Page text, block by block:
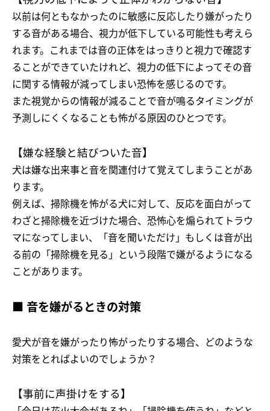
以前は何ともなかったのに敏感に反応したり嫌がったり
する音がある場合、視力が低下している可能性も考えら
れます。これまでは音の正体をはっきりと視力で確認す
ることができていたけれど、視力の低下によってその音
に関する情報が減ってしまい恐怖を感じるのです。
また視覚からの情報が減ることで音が鳴るタイミングが
予測しにくくなることも怖がる原因のひとつです。
【嫌な経験と結びついた音】
犬は嫌な出来事と音を関連付けて覚えてしまうことがあ
ります。
例えば、掃除機を怖がる犬に対して、反応を面白がって
わざと掃除機を近づけた場合、恐怖心を煽られてトラウ
マになってしまい、「音を聞いただけ」もしくは音が出
る前の「掃除機を見る」という段階で嫌がるようになる
ことがあります。
■ 音を嫌がるときの対策
愛犬が音を嫌がったり怖がったりする場合、どのような
対策をとればよいのでしょうか？
【事前に声掛けをする】